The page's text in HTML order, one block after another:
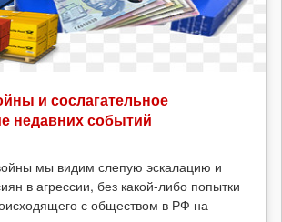
и сослагательное
недавних событий
мы видим слепую эскалацию и
в агрессии, без какой-либо попытки
с обществом в РФ на